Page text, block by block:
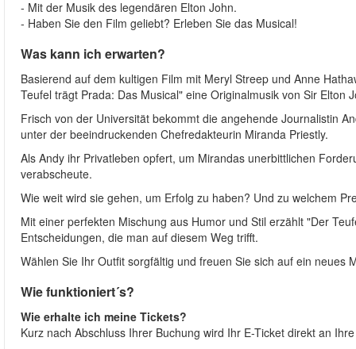
- Mit der Musik des legendären Elton John.
- Haben Sie den Film geliebt? Erleben Sie das Musical!
Was kann ich erwarten?
Basierend auf dem kultigen Film mit Meryl Streep und Anne
Teufel trägt Prada: Das Musical" eine Originalmusik von Sir Elton
Frisch von der Universität bekommt die angehende Journalistin
unter der beeindruckenden Chefredakteurin Miranda Priestly.
Als Andy ihr Privatleben opfert, um Mirandas unerbittlichen
verabscheute.
Wie weit wird sie gehen, um Erfolg zu haben? Und zu welchem
Mit einer perfekten Mischung aus Humor und Stil erzählt "Der
Entscheidungen, die man auf diesem Weg trifft.
Wählen Sie Ihr Outfit sorgfältig und freuen Sie sich auf ein neues
Wie funktioniert´s?
Wie erhalte ich meine Tickets?
Kurz nach Abschluss Ihrer Buchung wird Ihr E-Ticket direkt an